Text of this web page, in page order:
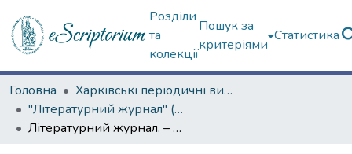
Розділи
та
колекції
Пошук за
критеріями
Статистика
Головна
Харківські періодичні видання
"Літературний журнал" (1936–1941 рр.)
Літературний журнал. – 1940. – № 8–9 (серпень–вересень)